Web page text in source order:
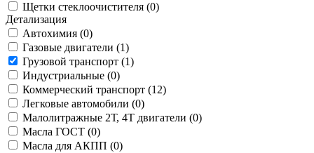
Щетки стеклоочистителя (0)
Детализация
Автохимия (0)
Газовые двигатели (1)
Грузовой транспорт (1)
Индустриальные (0)
Коммерческий транспорт (12)
Легковые автомобили (0)
Малолитражные 2Т, 4Т двигатели (0)
Масла ГОСТ (0)
Масла для АКПП (0)